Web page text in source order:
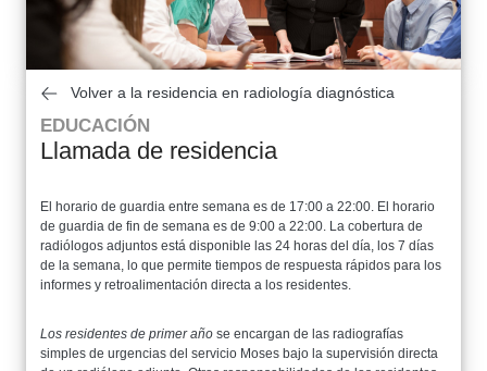
Volver a la residencia en radiología diagnóstica
EDUCACIÓN
Llamada de residencia
El horario de guardia entre semana es de 17:00 a 22:00. El horario
de guardia de fin de semana es de 9:00 a 22:00. La cobertura de
radiólogos adjuntos está disponible las 24 horas del día, los 7 días
de la semana, lo que permite tiempos de respuesta rápidos para los
informes y retroalimentación directa a los residentes.
Los residentes de primer año se encargan de las radiografías
simples de urgencias del servicio Moses bajo la supervisión directa